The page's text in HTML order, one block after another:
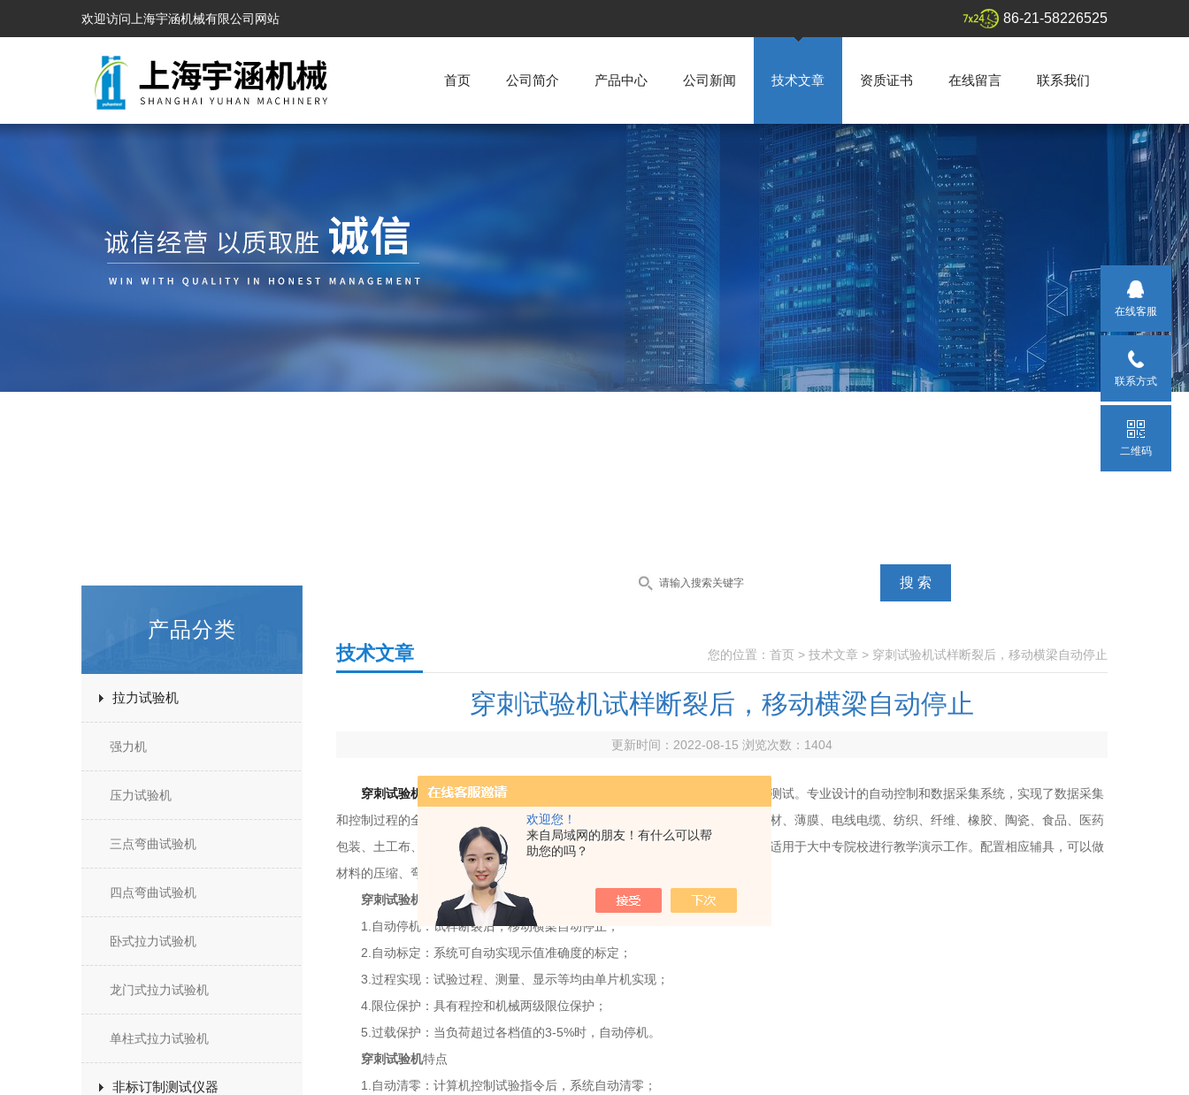
欢迎您！
来自局域网的朋友！有什么可以帮
助您的吗？
欢迎访问上海宇涵机械有限公司网站 86-21-58226525
首页 公司简介 产品中心 公司新闻 技术文章 资质证书 在线留言 联系我们
产品分类
拉力试验机
强力机
压力试验机
三点弯曲试验机
四点弯曲试验机
卧式拉力试验机
龙门式拉力试验机
单柱式拉力试验机
非标订制测试仪器
您的位置： 首页 > 技术文章 > 穿刺试验机试样断裂后，移动横梁自动停止
技术文章
穿刺试验机试样断裂后，移动横梁自动停止
更新时间：2022-08-15 浏览次数： 1404
穿刺试验机
主要用于各种金属、非金属及复合材料进行常规力学性能指标的测试。专业设计的自动控制和数据采集系统，实现了数据采集
和控制过程的全数字化调整。该设备适用于型材、航空航天、石油化工、防水卷材、薄膜、电线电缆、纺织、纤维、橡胶、陶瓷、食品、医药
包装、土工布、薄膜、木材、纸张等制造业以及各级产品质量监督部门，同时还适用于大中专院校进行教学演示工作。配置相应辅具，可以做
材料的压缩、弯曲、剥离、穿刺等试验。
穿刺试验机
产品功能：
1.自动停机：试样断裂后，移动横梁自动停止；
2.自动标定：系统可自动实现示值准确度的标定；
3.过程实现：试验过程、测量、显示等均由单片机实现；
4.限位保护：具有程控和机械两级限位保护；
5.过载保护：当负荷超过各档值的3-5%时，自动停机。
穿刺试验机特点
1.自动清零：计算机控制试验指令后，系统自动清零；
在线客服
联系方式
二维码